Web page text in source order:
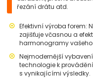
řezání drátu atd.
Efektivní výroba forem:
zajišťuje včasnou a
harmonogramy vašeho
Nejmodernější
technologie k
s vynikajícími výsledky.